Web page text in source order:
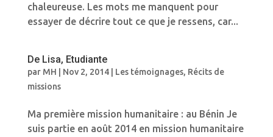
chaleureuse. Les mots me manquent pour
essayer de décrire tout ce que je ressens, car...
De Lisa, Etudiante
par MH Nov 2, 2014| Les témoignages, Récits de
missions
Ma première mission humanitaire : au Bénin Je
suis partie en août 2014 en mission humanitaire